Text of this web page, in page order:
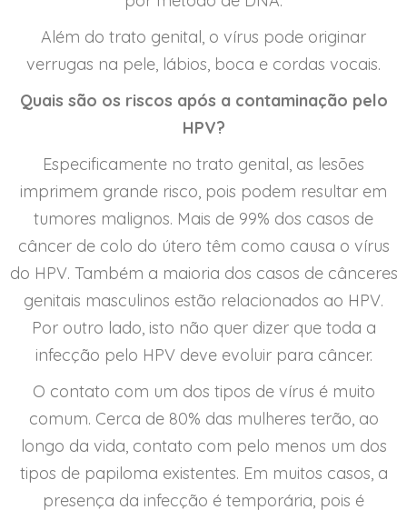
Além do trato genital, o vírus pode originar
verrugas na pele, lábios, boca e cordas vocais.
Quais são os riscos após a contaminação pelo
HPV?
Especificamente no trato genital, as lesões
imprimem grande risco, pois podem resultar em
tumores malignos. Mais de 99% dos casos de
câncer de colo do útero têm como causa o vírus
do HPV. Também a maioria dos casos de cânceres
genitais masculinos estão relacionados ao HPV.
Por outro lado, isto não quer dizer que toda a
infecção pelo HPV deve evoluir para câncer.
O contato com um dos tipos de vírus é muito
comum. Cerca de 80% das mulheres terão, ao
longo da vida, contato com pelo menos um dos
tipos de papiloma existentes. Em muitos casos, a
presença da infecção é temporária, pois é